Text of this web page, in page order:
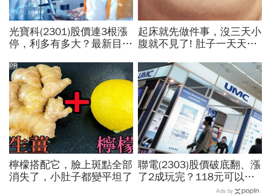
光寶科(2301)股價連3根漲
停，利多有多大？最新目標
字心法：「這價位」可攻可
守
起床就先做件事，沒三天小
腹就不見了! 肚子一天天變
檸檬搭配它，臉上斑點全部
消失了，小肚子都變平坦了
PR
聯電(2303)股價破底翻、漲
了2成玩完？118元可以
買？展望大好為何外資2天
Ads by